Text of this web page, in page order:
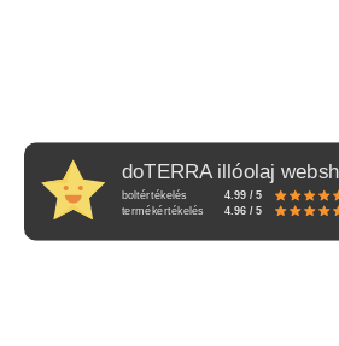
doTERRA illóolaj
boltértékelés
4.99 / 5
termékértékelés
4.96 / 5